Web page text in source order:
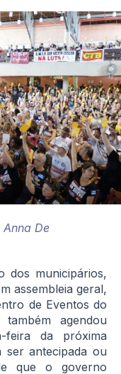
De
dos municipários,
assembleia geral,
de Eventos do
agendou
feira da próxima
ser antecipada ou
que o governo